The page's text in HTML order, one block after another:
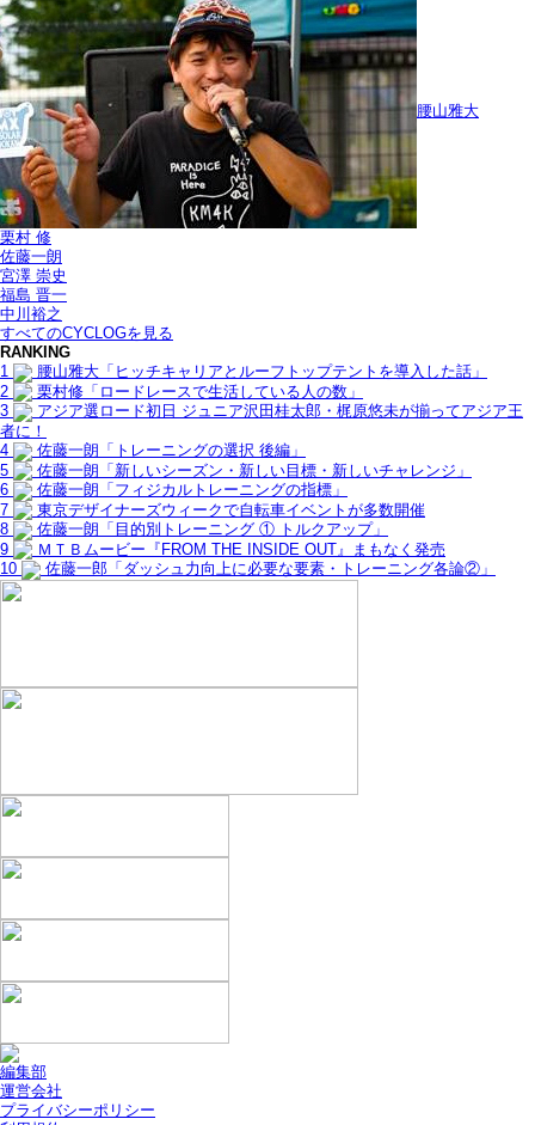
腰山雅大
栗村 修
佐藤一朗
宮澤 崇史
福島 晋一
中川裕之
すべてのCYCLOGを見る
RANKING
1
腰山雅大「ヒッチキャリアとルーフトップテントを導入した話」
2
栗村修「ロードレースで生活している人の数」
3
アジア選ロード初日 ジュニア沢田桂太郎・梶原悠未が揃ってアジア王
者に！
4
佐藤一朗「トレーニングの選択 後編」
5
佐藤一朗「新しいシーズン・新しい目標・新しいチャレンジ」
6
佐藤一朗「フィジカルトレーニングの指標」
7
東京デザイナーズウィークで自転車イベントが多数開催
8
佐藤一朗「目的別トレーニング ① トルクアップ」
9
ＭＴＢムービー『FROM THE INSIDE OUT』まもなく発売
10
佐藤一郎「ダッシュ力向上に必要な要素・トレーニング各論②」
編集部
運営会社
プライバシーポリシー